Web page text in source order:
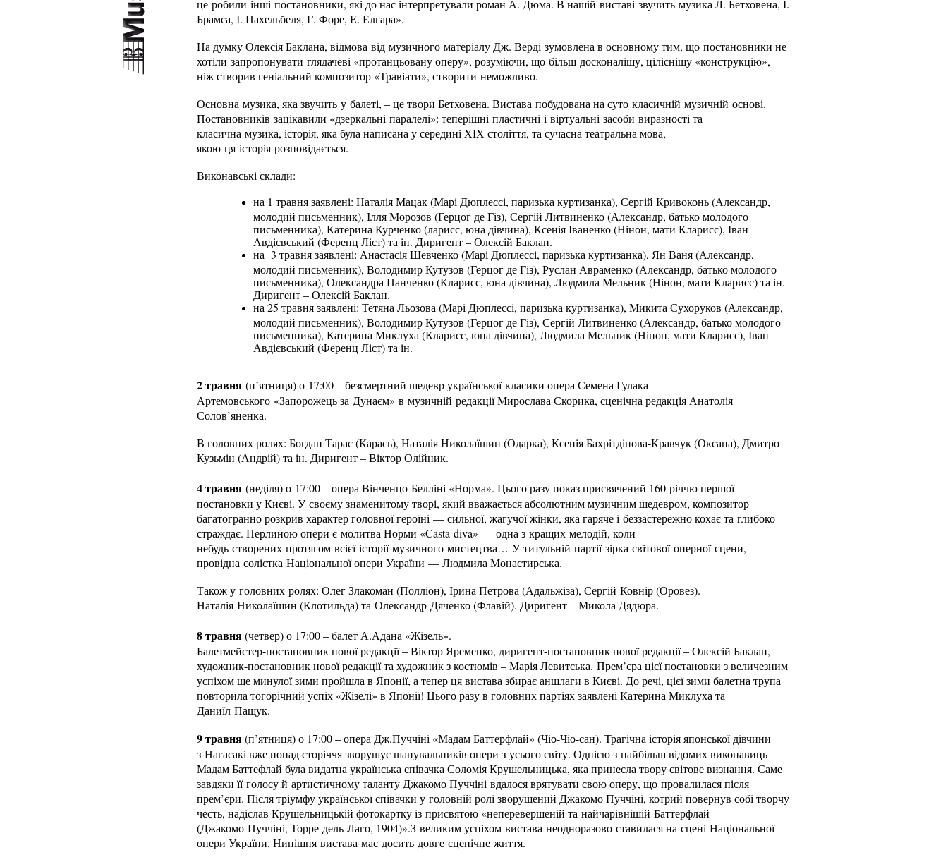
це робили інші постановники, які до нас інтерпретували роман А. Дюма. В нашій виставі звучить музика Л. Бетховена, І.
Брамса, І. Пахельбеля, Г. Форе, Е. Елгара».
На думку Олексія Баклана, відмова від музичного матеріалу Дж. Верді зумовлена в основному тим, що постановники не
хотіли запропонувати глядачеві «протанцьовану оперу», розуміючи, що більш досконалішу, ціліснішу «конструкцію»,
ніж створив геніальний композитор «Травіати», створити неможливо.
Основна музика, яка звучить у балеті, – це твори Бетховена. Вистава побудована на суто класичній музичній основі.
Постановників зацікавили «дзеркальні паралелі»: теперішні пластичні і віртуальні засоби виразності та
класична музика, історія, яка була написана у середині XIX століття, та сучасна театральна мова,
якою ця історія розповідається.
Виконавські склади:
на 1 травня заявлені: Наталія Мацак (Марі Дюплессі, паризька куртизанка), Сергій Кривоконь (Александр,
молодий письменник), Ілля Морозов (Герцог де Гіз), Сергій Литвиненко (Александр, батько молодого
письменника), Катерина Курченко (ларисс, юна дівчина), Ксенія Іваненко (Нінон, мати Кларисс), Іван
Авдієвський (Ференц Ліст) та ін. Диригент – Олексій Баклан.
на 3 травня заявлені: Анастасія Шевченко (Марі Дюплессі, паризька куртизанка), Ян Ваня (Александр,
молодий письменник), Володимир Кутузов (Герцог де Гіз), Руслан Авраменко (Александр, батько молодого
письменника), Олександра Панченко (Кларисс, юна дівчина), Людмила Мельник (Нінон, мати Кларисс) та ін.
Диригент – Олексій Баклан.
на 25 травня заявлені: Тетяна Льозова (Марі Дюплессі, паризька куртизанка), Микита Сухоруков (Александр,
молодий письменник), Володимир Кутузов (Герцог де Гіз), Сергій Литвиненко (Александр, батько молодого
письменника), Катерина Миклуха (Кларисс, юна дівчина), Людмила Мельник (Нінон, мати Кларисс), Іван
Авдієвський (Ференц Ліст) та ін.
2 травня (п’ятниця) о 17:00 – безсмертний шедевр української класики опера Семена Гулака-
Артемовського «Запорожець за Дунаєм» в музичній редакції Мирослава Скорика, сценічна редакція Анатолія
Солов’яненка.
В головних ролях: Богдан Тарас (Карась), Наталія Николаїшин (Одарка), Ксенія Бахрітдінова-Кравчук (Оксана), Дмитро
Кузьмін (Андрій) та ін. Диригент – Віктор Олійник.
4 травня (неділя) о 17:00 – опера Вінченцо Белліні «Норма». Цього разу показ присвячений 160-річчю першої
постановки у Києві. У своєму знаменитому творі, який вважається абсолютним музичним шедевром, композитор
багатогранно розкрив характер головної героїні — сильної, жагучої жінки, яка гаряче і беззастережно кохає та глибоко
страждає. Перлиною опери є молитва Норми «Casta diva» — одна з кращих мелодій, коли-
небудь створених протягом всієї історії музичного мистецтва… У титульній партії зірка світової оперної сцени,
провідна солістка Національної опери України — Людмила Монастирська.
Також у головних ролях: Олег Злакоман (Полліон), Ірина Петрова (Адальжіза), Сергій Ковнір (Оровез).
Наталія Николаїшин (Клотильда) та Олександр Дяченко (Флавій). Диригент – Микола Дядюра.
8 травня(четвер) о 17:00 – балет А.Адана «Жізель».
Балетмейстер-постановник нової редакції – Віктор Яременко, диригент-постановник нової редакції – Олексій Баклан,
художник-постановник нової редакції та художник з костюмів – Марія Левитська. Прем’єра цієї постановки з величезним
успіхом ще минулої зими пройшла в Японії, а тепер ця вистава збирає аншлаги в Києві. До речі, цієї зими балетна трупа
повторила тогорічний успіх «Жізелі» в Японії! Цього разу в головних партіях заявлені Катерина Миклуха та
Даниїл Пащук.
9 травня(п’ятниця) о 17:00 – опера Дж.Пуччіні «Мадам Баттерфлай» (Чіо-Чіо-сан). Трагічна історія японської дівчини
з Нагасакі вже понад сторіччя зворушує шанувальників опери з усього світу. Однією з найбільш відомих виконавиць
Мадам Баттефлай була видатна українська співачка Соломія Крушельницька, яка принесла твору світове визнання. Саме
завдяки її голосу й артистичному таланту Джакомо Пуччіні вдалося врятувати свою оперу, що провалилася після
прем’єри. Після тріумфу української співачки у головній ролі зворушений Джакомо Пуччіні, котрий повернув собі творчу
честь, надіслав Крушельницькій фотокартку із присвятою «неперевершеній та найчарівнішій Баттерфлай
(Джакомо Пуччіні, Торре дель Лаго, 1904)».З великим успіхом вистава неодноразово ставилася на сцені Національної
опери України. Нинішня вистава має досить довге сценічне життя.